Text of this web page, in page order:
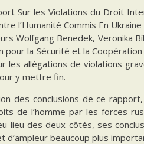
Sur les Violations du Droit
l’Humanité Commis En
Wolfgang Benedek, Veronika
pour la Sécurité et la
les allégations de violations
y mettre fin.
des conclusions de ce
de l’homme par les forces
lieu des deux côtés, ses
beaucoup plus